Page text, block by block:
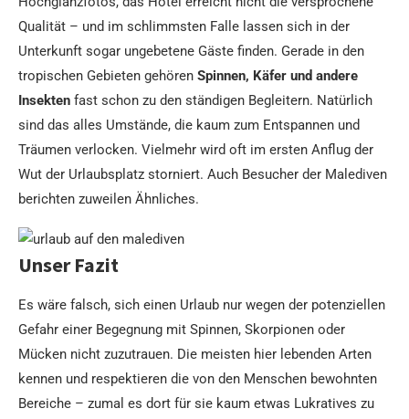
Qualität – und im schlimmsten Falle lassen sich in der
Unterkunft sogar ungebetene Gäste finden. Gerade in den
tropischen Gebieten gehören Spinnen, Käfer und andere
Insekten fast schon zu den ständigen Begleitern. Natürlich
sind das alles Umstände, die kaum zum Entspannen und
Träumen verlocken. Vielmehr wird oft im ersten Anflug der
Wut der Urlaubsplatz storniert. Auch Besucher der Malediven
berichten zuweilen Ähnliches.
Unser Fazit
Es wäre falsch, sich einen Urlaub nur wegen der potenziellen
Gefahr einer Begegnung mit Spinnen, Skorpionen oder
Mücken nicht zuzutrauen. Die meisten hier lebenden Arten
kennen und respektieren die von den Menschen bewohnten
Bereiche – zumal es dort für sie kaum etwas Lukratives zu